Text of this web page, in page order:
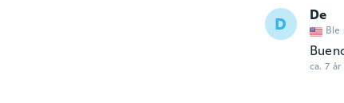
D De
Ble
ca. 7